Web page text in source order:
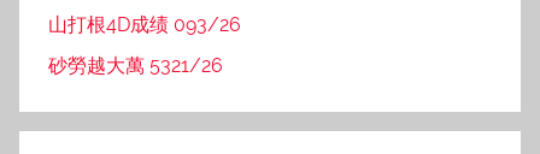
山打根4D成绩 093/26
砂勞越大萬 5321/26